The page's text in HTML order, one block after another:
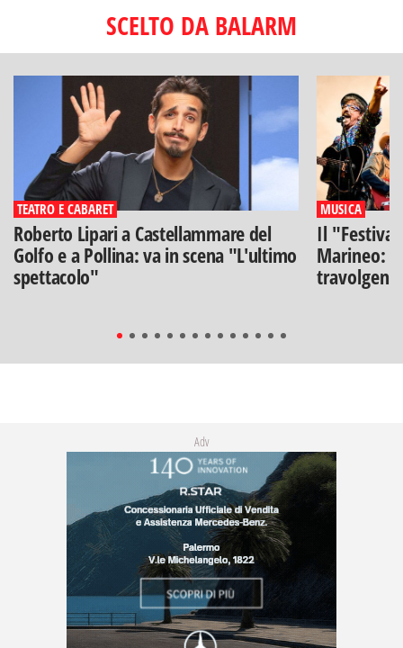
SCELTO DA BALARM
TEATRO E CABARET
Roberto Lipari a Castellammare del
Golfo e a Pollina: va in scena "L'ultimo
spettacolo"
MUSICA
Il
Marineo:
Adv